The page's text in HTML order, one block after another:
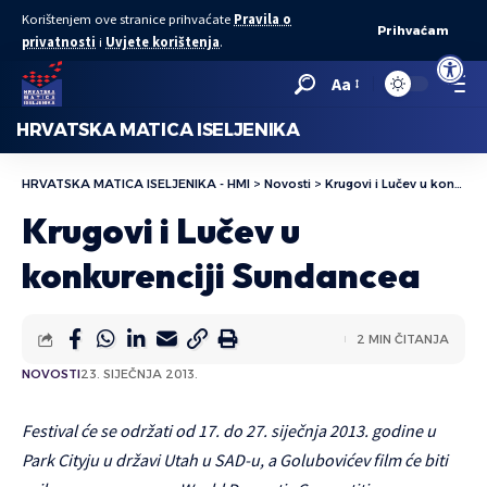
Open
Korištenjem ove stranice prihvaćate Pravila o
privatnosti i Uvjete korištenja.
Prihvaćam
Aa
HRVATSKA MATICA ISELJENIKA
HRVATSKA MATICA ISELJENIKA - HMI > Novosti > Krugovi i Lučev u konkurenciji Sundancea
Krugovi i Lučev u
konkurenciji Sundancea
NOVOSTI23. SIJEČNJA 2013.
2 MIN ČITANJA
Festival će se održati od 17. do 27. siječnja 2013. godine u
Park Cityju u državi Utah u SAD-u, a Golubovićev film će biti